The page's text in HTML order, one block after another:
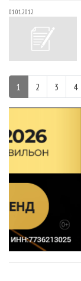
01.01.2012
1 2 3 4